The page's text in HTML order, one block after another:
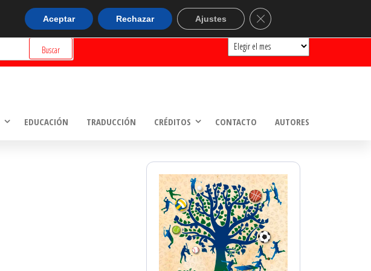
ARCHIVOS
Archivos
EDUCACIÓN TRADUCCIÓN CRÉDITOS CONTACTO AUTORES
Aceptar Rechazar Ajustes Cerrar el banner de cookies